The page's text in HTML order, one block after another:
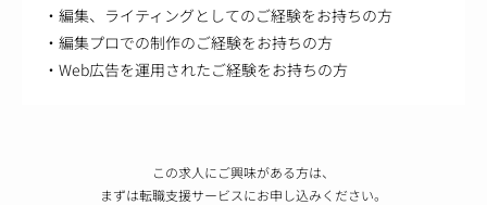
・編集、ライティングとしてのご経験をお持ちの方
・編集プロでの制作のご経験をお持ちの方
・Web広告を運用されたご経験をお持ちの方
この求人にご興味がある方は、
まずは転職支援サービスにお申し込みください。